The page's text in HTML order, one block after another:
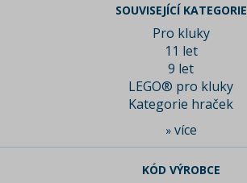
SOUVISEJÍCÍ KATEGORIE
Pro kluky
11 let
9 let
LEGO® pro kluky
Kategorie hraček
» více
KÓD VÝROBCE